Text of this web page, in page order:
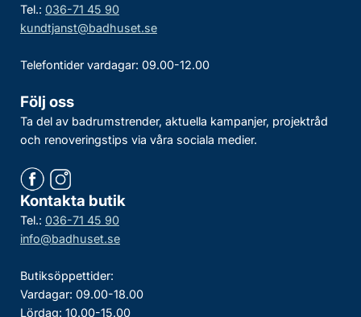
Tel.: 036-71 45 90
kundtjanst@badhuset.se
Telefontider vardagar: 09.00-12.00
Följ oss
Ta del av badrumstrender, aktuella kampanjer, projektråd
och renoveringstips via våra sociala medier.
Kontakta butik
Tel.: 036-71 45 90
info@badhuset.se
Butiksöppettider:
Vardagar: 09.00-18.00
Lördag: 10.00-15.00